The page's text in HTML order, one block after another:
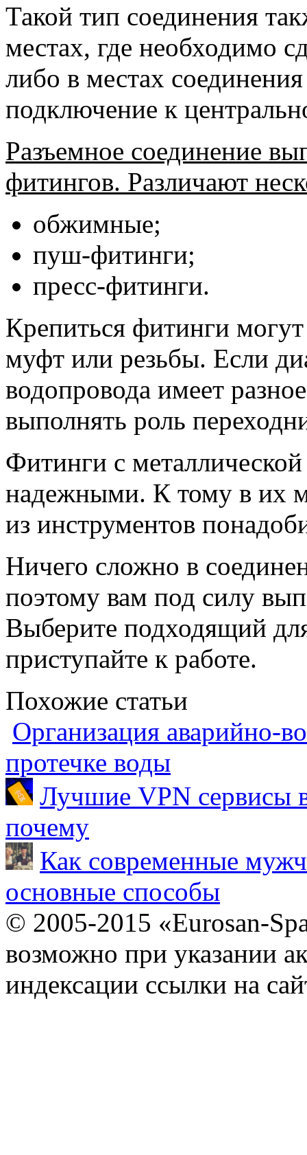
Такой тип соединения
местах, где необходимо
либо в местах
подключение к
Разъемное соединение
фитингов. Различают
обжимные;
пуш-фитинги;
пресс-фитинги.
Крепиться фитинги
муфт или резьбы. Если
водопровода имеет
выполнять роль
Фитинги с
надежными. К тому в их
из инструментов
Ничего сложно в
поэтому вам под силу
Выберите подходящий
приступайте к работе.
Похожие статьи
Организация аварийно-
протечке воды
Лучшие VPN сервисы
почему
Как современные
основные способы
© 2005-2015 «Eurosan-
возможно при указании
индексации ссылки на